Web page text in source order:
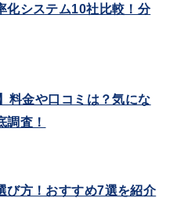
化システム10社比較！分
料金や口コミは？気にな
調査！
び方！おすすめ7選を紹介